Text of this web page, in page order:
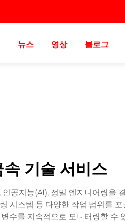
뉴스 영상 블로그
기술 서비스
공지능(AI), 정밀 엔지니어링을
시스템 등 다양한 작업 범위를
수를 지속적으로 모니터링할 수